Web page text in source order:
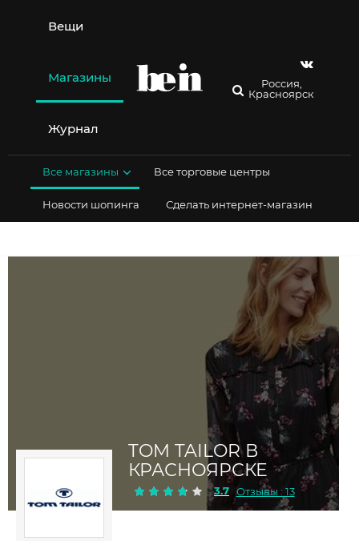
содержимому
Вещи
Магазины
Журнал
Россия,
Красноярск
Все магазины Все торговые центры
Новости шопинга Сделать интернет-магазин
TOM TAILOR В
КРАСНОЯРСКЕ
3.7 Отзывы : 13